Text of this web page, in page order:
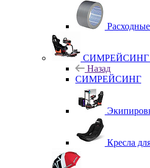
СИМРЕЙСИНГ
Назад
СИМРЕЙСИНГ
Кресла